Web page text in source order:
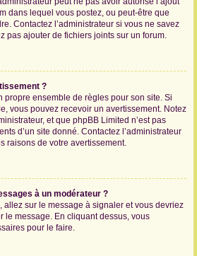
dans lequel vous postez, ou peut-être que
Contactez l’administrateur si vous ne savez
pas ajouter de fichiers joints sur un forum.
?
propre ensemble de règles pour son site. Si
vous pouvez recevoir un avertissement. Notez
et que phpBB Limited n’est pas
d’un site donné. Contactez l’administrateur
raisons de votre avertissement.
à un modérateur ?
allez sur le message à signaler et vous devriez
le message. En cliquant dessus, vous
pour le faire.